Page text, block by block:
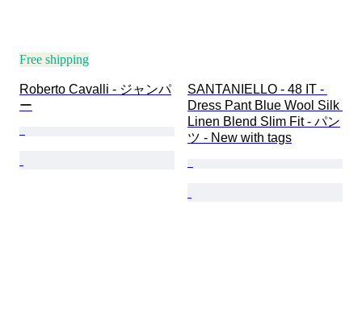
Free shipping
Roberto Cavalli - ジャンパ
ー
SANTANIELLO - 48 IT -
Dress Pant Blue Wool Silk
Linen Blend Slim Fit - パン
ツ - New with tags